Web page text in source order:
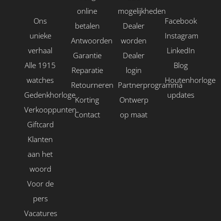
Ons
unieke
verhaal
Alle 1915
watches
Gedenkhorloge
Verkooppunten
Giftcard
Klanten
aan het
woord
Voor de
pers
Vacatures
online
betalen
Antwoorden
Garantie
Reparatie
Retourneren
Korting
Contact
mogelijkheden
Dealer
worden
Dealer
login
Partnerprogramma
Ontwerp
op maat
Facebook
Instagram
LinkedIn
Blog
Houtenhorloge
updates